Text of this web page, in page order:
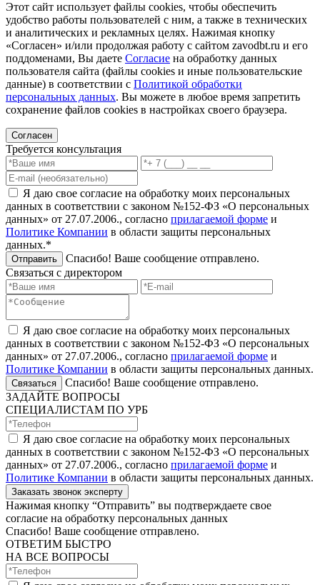
Этот сайт использует файлы cookies, чтобы обеспечить
удобство работы пользователей с ним, а также в технических
и аналитических и рекламных целях. Нажимая кнопку
«Согласен» и/или продолжая работу с сайтом zavodbt.ru и его
поддоменами, Вы даете Согласие на обработку данных
пользователя сайта (файлы cookies и иные пользовательские
данные) в соответствии с Политикой обработки
персональных данных. Вы можете в любое время запретить
сохранение файлов cookies в настройках своего браузера.
Согласен
Требуется консультация
Я даю свое согласие на обработку моих персональных
данных в соответствии с законом №152-ФЗ «О персональных
данных» от 27.07.2006., согласно прилагаемой форме и
Политике Компании в области защиты персональных
данных.*
Отправить
Спасибо! Ваше сообщение отправлено.
Связаться с директором
Я даю свое согласие на обработку моих персональных
данных в соответствии с законом №152-ФЗ «О персональных
данных» от 27.07.2006., согласно прилагаемой форме и
Политике Компании в области защиты персональных данных.
Связаться
Спасибо! Ваше сообщение отправлено.
ЗАДАЙТЕ ВОПРОСЫ
СПЕЦИАЛИСТАМ ПО УРБ
Я даю свое согласие на обработку моих персональных
данных в соответствии с законом №152-ФЗ «О персональных
данных» от 27.07.2006., согласно прилагаемой форме и
Политике Компании в области защиты персональных данных.
Заказать звонок эксперту
Нажимая кнопку “Отправить” вы подтверждаете свое
согласие на обработку персональных данных
Спасибо! Ваше сообщение отправлено.
ОТВЕТИМ БЫСТРО
НА ВСЕ ВОПРОСЫ